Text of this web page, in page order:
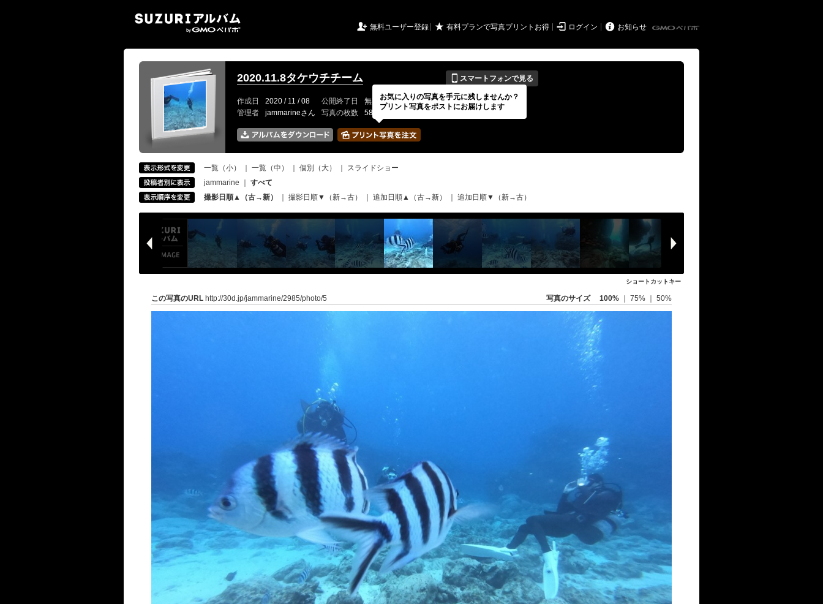
 無料ユーザー登録 ★ 有料プランで写真プリントお得  ログイン  お知らせ
2020.11.8タケウチチーム 📱 スマートフォンで見る
作成日 2020 / 11 / 08 公開終了日 無期限 イベントの期間
---
管理者
jammarineさん 写真の枚数 58 / 2000枚
一覧（小） 一覧（中） 個別（大）
スライドショー
jammarine
すべて
撮影日順▲（古→新）
撮影日順▼（新→古） 追加日順▲（古→新） 追加日順▼（新→古）
ショートカットキー
この写真のURL http://30d.jp/jammarine/2985/photo/5 写真のサイズ 100% 75% 50%
お気に入りの写真を手元に残しませんか？
プリント写真をポストにお届けします